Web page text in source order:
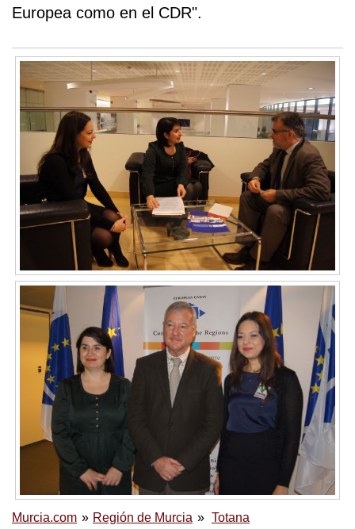
Europea como en el CDR".
Murcia.com Región de Murcia Totana